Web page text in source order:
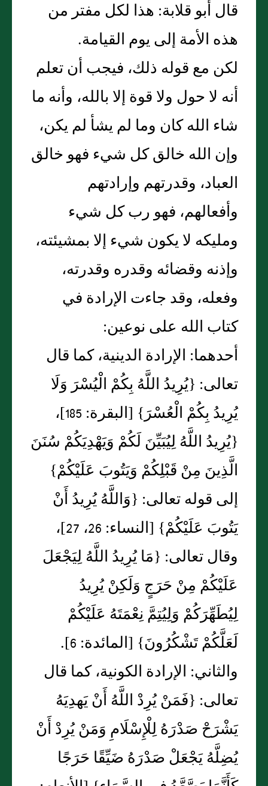
قال أبو قلابة‏:‏ هذا لكل مفتر من
هذه الأمة إلى يوم القيامة‏.‏
لكن مع قوله ذلك، فيجب أن تعلم
أنه لا حول ولا قوة إلا بالله، وأنه ما
شاء الله كان وما لم يشأ لم يكن،
وإن الله خالق كل شيء فهو خالق
العباد، وقدرتهم وإرادتهم
وأفعالهم، فهو رب كل شيء
ومليكه لا يكون شيء إلا بمشيئته،
وإذنه وقضائه وقدره وقدرته،
وفعله، وقد جاءت الإرادة في
كتاب الله على نوعين‏:‏
أحدهما‏:‏ الإرادة الدينية، كما قال
تعالى‏:‏ ‏{‏يُرِيدُ اللَّهُ بِكُمْ الْيُسْرَ وَلَا
يُرِيدُ بِكُمْ الْعُسْرَ‏}‏ ‏[‏البقرة‏:‏ 185‏]‏،
‏{‏يُرِيدُ اللَّهُ لِيُبَيِّنَ لَكُمْ وَيَهْدِيَكُمْ سُنَنَ
الَّذِينَ مِنْ قَبْلِكُمْ وَيَتُوبَ عَلَيْكُمْ‏}‏
إلى قوله تعالى‏:‏ ‏{‏وَاللَّهُ يُرِيدُ أَنْ
يَتُوبَ عَلَيْكُمْ‏}‏ ‏[‏النساء‏:‏ 26، 27‏]‏،
وقال تعالى‏:‏ ‏{‏مَا يُرِيدُ اللَّهُ لِيَجْعَلَ
عَلَيْكُمْ مِنْ حَرَجٍ وَلَكِنْ يُرِيدُ
لِيُطَهِّرَكُمْ وَلِيُتِمَّ نِعْمَتَهُ عَلَيْكُمْ
لَعَلَّكُمْ تَشْكُرُونَ‏}‏ ‏[‏المائدة‏:‏ 6‏]‏‏.‏
والثاني‏:‏ الإرادة الكونية، كما قال
تعالى‏:‏ ‏{‏فَمَنْ يُرِدْ اللَّهُ أَنْ يَهدِيَهُ
يَشْرَحْ صَدْرَهُ لِلْإِسْلَامِ وَمَنْ يُرِدْ أَنْ
يُضِلَّهُ يَجْعَلْ صَدْرَهُ ضَيِّقًا حَرَجًا